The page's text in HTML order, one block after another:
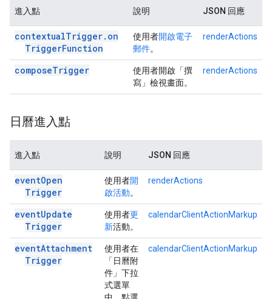
進入點 說明 JSON 回應
contextualTrigger. on
TriggerFunction
使用者開啟電子
郵件。
renderActions
composeTrigger
使用者開啟「撰
寫」 檢視畫面。
renderActions
日曆進入點
進入點 說明 JSON 回應
eventOpen
Trigger
使用者開
啟活動。
renderActions
eventUpdate
Trigger
使用者更
新活動。
calendarClientActionMarkup
eventAttachment
Trigger
使用者在
「日曆附
件」下拉
式選單
calendarClientActionMarkup